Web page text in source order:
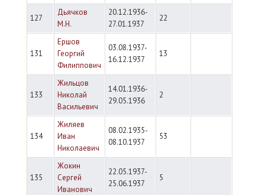
127
Дьячков
М.Н.
20.12.1936-
27.01.1937
22
131
Ершов
Георгий
Филиппович
03.08.1937-
16.12.1937
13
133
Жильцов
Николай
Васильевич
14.01.1936-
29.05.1936
2
134
Жиляев
Иван
Николаевич
08.02.1935-
08.10.1937
53
135
Жокин
Сергей
Иванович
22.05.1937-
25.06.1937
5